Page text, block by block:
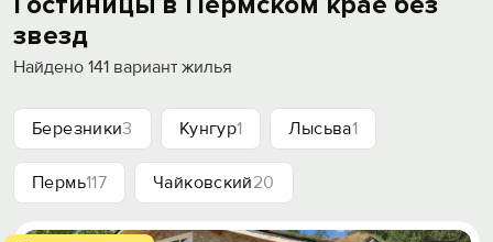
звезд
Найдено 141 вариант жилья
Березники3 Кунгур1 Лысьва1
Пермь117 Чайковский20